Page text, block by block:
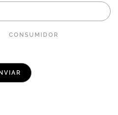
CONSUMIDOR